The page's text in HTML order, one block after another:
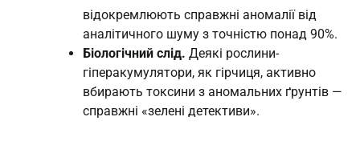
відокремлюють справжні аномалії від
аналітичного шуму з точністю понад 90%.
Біологічний слід. Деякі рослини-
гіперакумулятори, як гірчиця, активно
вбирають токсини з аномальних ґрунтів —
справжні «зелені детективи».